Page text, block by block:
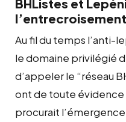
BHListes et
Au fil du temps l’anti-
le domaine privilégié
d’appeler le “réseau
ont de toute évidence
procurait